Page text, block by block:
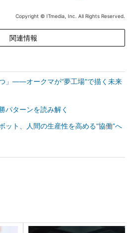
Copyright © ITmedia, Inc. All Rights Reserved.
関連情報
」――オークマが“夢工場”で描く未来
パターンを読み解く
ット、人間の生産性を高める“協働”へ